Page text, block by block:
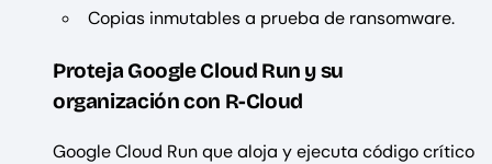
Copias inmutables a prueba de ransomware.
Proteja Google Cloud Run y su
organización con R-Cloud
Google Cloud Run que aloja y ejecuta código crítico